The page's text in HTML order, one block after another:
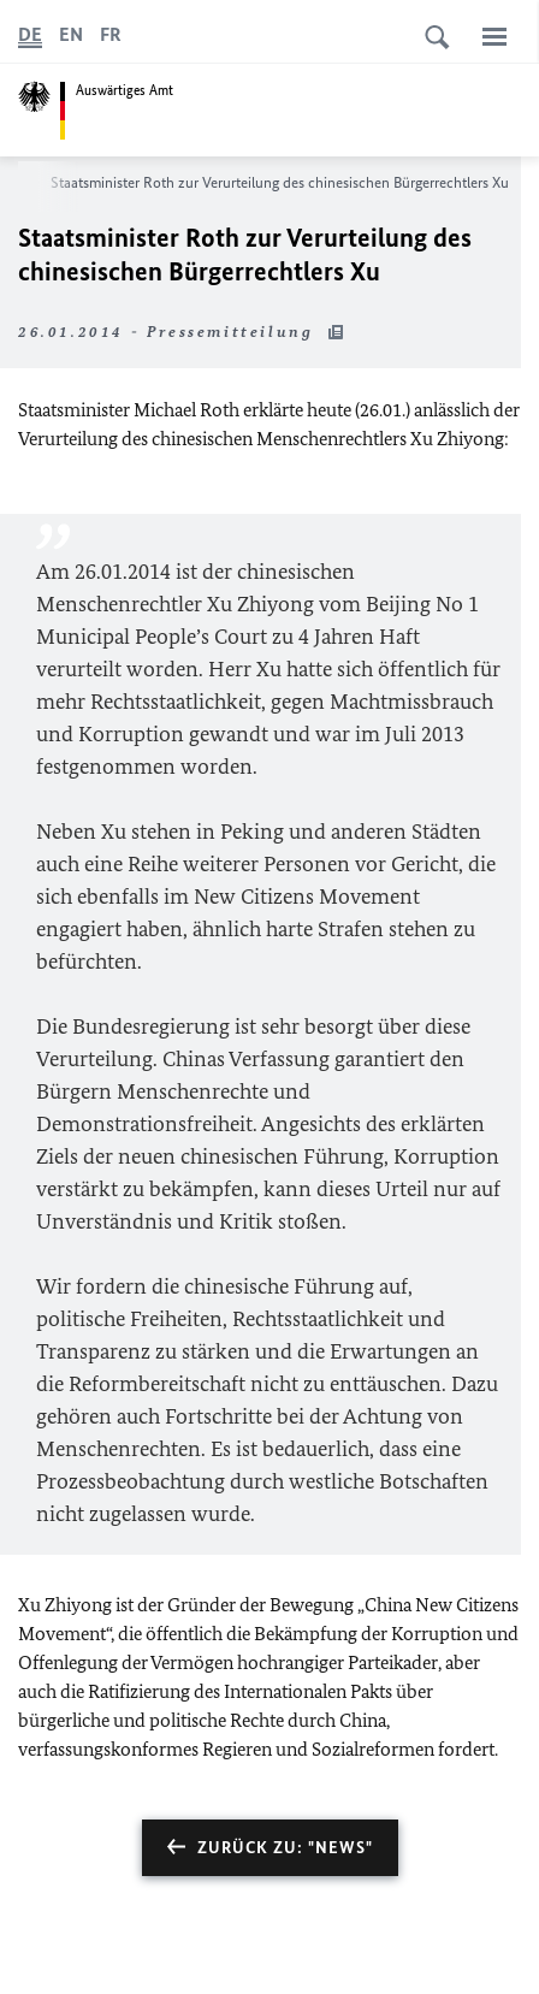
Auswärtiges Amt
DE EN FR
Staatsminister Roth zur Verurteilung des chinesischen Bürgerrechtlers Xu
Staatsminister Roth zur Verurteilung des
chinesischen Bürgerrechtlers Xu
26.01.2014 - Pressemitteilung
Staatsminister Michael Roth erklärte heute (26.01.) anlässlich der
Verurteilung des chinesischen Menschenrechtlers Xu Zhiyong:
Am 26.01.2014 ist der chinesischen
Menschenrechtler Xu Zhiyong vom Beijing No 1
Municipal People’s Court zu 4 Jahren Haft
verurteilt worden. Herr Xu hatte sich öffentlich für
mehr Rechtsstaatlichkeit, gegen Machtmissbrauch
und Korruption gewandt und war im Juli 2013
festgenommen worden.
Neben Xu stehen in Peking und anderen Städten
auch eine Reihe weiterer Personen vor Gericht, die
sich ebenfalls im New Citizens Movement
engagiert haben, ähnlich harte Strafen stehen zu
befürchten.
Die Bundesregierung ist sehr besorgt über diese
Verurteilung. Chinas Verfassung garantiert den
Bürgern Menschenrechte und
Demonstrationsfreiheit. Angesichts des erklärten
Ziels der neuen chinesischen Führung, Korruption
verstärkt zu bekämpfen, kann dieses Urteil nur auf
Unverständnis und Kritik stoßen.
Wir fordern die chinesische Führung auf,
politische Freiheiten, Rechtsstaatlichkeit und
Transparenz zu stärken und die Erwartungen an
die Reformbereitschaft nicht zu enttäuschen. Dazu
gehören auch Fortschritte bei der Achtung von
Menschenrechten. Es ist bedauerlich, dass eine
Prozessbeobachtung durch westliche Botschaften
nicht zugelassen wurde.
Xu Zhiyong ist der Gründer der Bewegung „China New Citizens
Movement“, die öffentlich die Bekämpfung der Korruption und
Offenlegung der Vermögen hochrangiger Parteikader, aber
auch die Ratifizierung des Internationalen Pakts über
bürgerliche und politische Rechte durch China,
verfassungskonformes Regieren und Sozialreformen fordert.
ZURÜCK ZU: "NEWS"